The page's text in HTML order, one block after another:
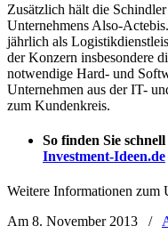
Zusätzlich hält die
Unternehmens Also-
jährlich als
der Konzern insbesondere
notwendige Hard- und
Unternehmen aus der IT-
zum Kundenkreis.
So finden Sie
Investment-Ideen.de
Weitere Informationen zum
Am 8. November 2013
/